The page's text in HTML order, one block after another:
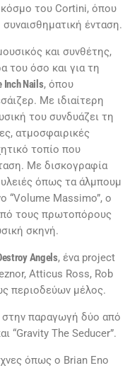
του Cortini, όπου
ένταση.
και συνθέτης,
του όσο και για τη
InchNails, όπου
Με ιδιαίτερη
του συνδυάζει τη
ατμοσφαιρικές
τοπίο που
Με δισκογραφία
όπως τα άλμπουμ
“Volume Massimo”, ο
τους πρωτοπόρους
σκηνή.
Angels, ένα project
Atticus Ross, Rob
περιοδεύων μέλος.
παραγωγή δύο από
“Gravity The Seducer”.
όπως ο Brian Eno